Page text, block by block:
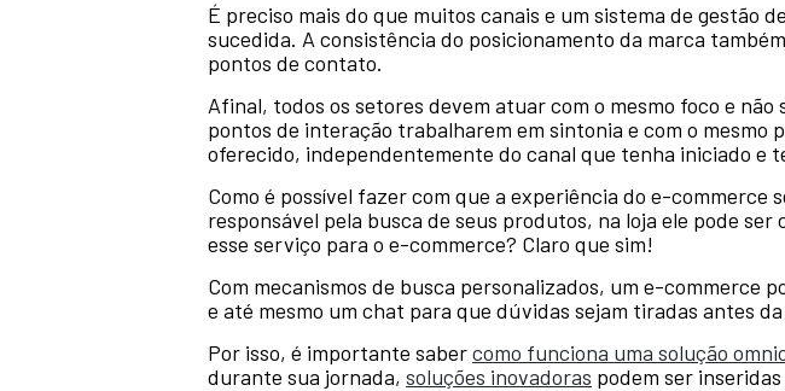
É preciso mais do que muitos canais e um sistema de gestão
sucedida. A consistência do posicionamento da marca
pontos de contato.
Afinal, todos os setores devem atuar com o mesmo foco e não
pontos de interação trabalharem em sintonia e com o
oferecido, independentemente do canal que tenha iniciado e
Como é possível fazer com que a experiência do e-commerce
responsável pela busca de seus produtos, na loja ele pode
esse serviço para o e-commerce? Claro que sim!
Com mecanismos de busca personalizados, um e-commerce
e até mesmo um chat para que dúvidas sejam tiradas antes
Por isso, é importante sabercomo funciona uma solução
durante sua jornada, soluções inovadoras podem ser